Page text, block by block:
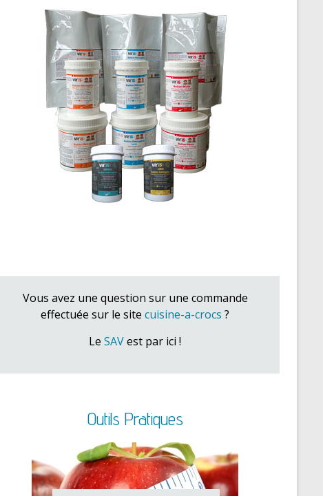
Vous avez une question sur une commande
effectuée sur le site cuisine-a-crocs ?
Le SAVest par ici !
Outils Pratiques